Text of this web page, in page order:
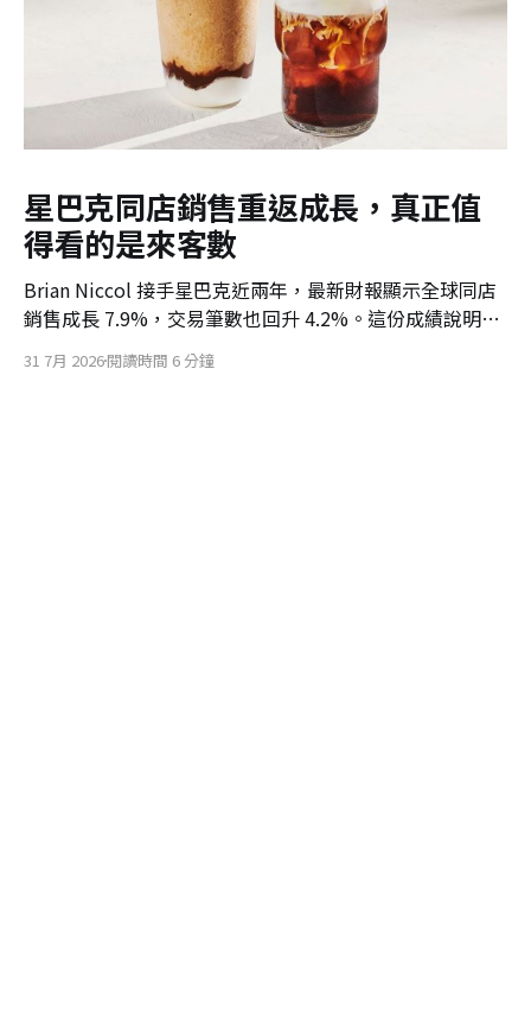
星巴克同店銷售重返成長，真正值
得看的是來客數
Brian Niccol 接手星巴克近兩年，最新財報顯示全球同店
銷售成長 7.9%，交易筆數也回升 4.2%。這份成績說明，
星巴克投入人力、訂單流程與門市空間的改造，已開始把
顧客重新帶回門市。
31 7月 2026閱讀時間 6 分鐘